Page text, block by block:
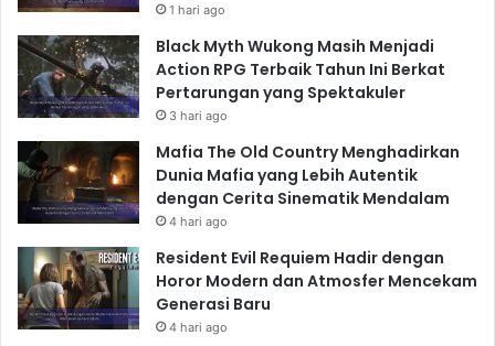
1 hari ago
Black Myth Wukong Masih Menjadi
Action RPG Terbaik Tahun Ini Berkat
Pertarungan yang Spektakuler
3 hari ago
Mafia The Old Country Menghadirkan
Dunia Mafia yang Lebih Autentik
dengan Cerita Sinematik Mendalam
4 hari ago
Resident Evil Requiem Hadir dengan
Horor Modern dan Atmosfer Mencekam
Generasi Baru
4 hari ago